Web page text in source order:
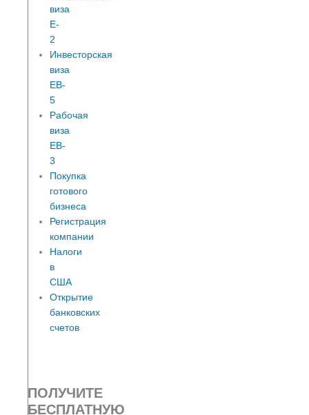
виза
E-
2
Инвесторская
виза
EB-
5
Рабочая
виза
EB-
3
Покупка
готового
бизнеса
Регистрация
компании
Налоги
в
США
Открытие
банковских
счетов
ПОЛУЧИТЕ
БЕСПЛАТНУЮ